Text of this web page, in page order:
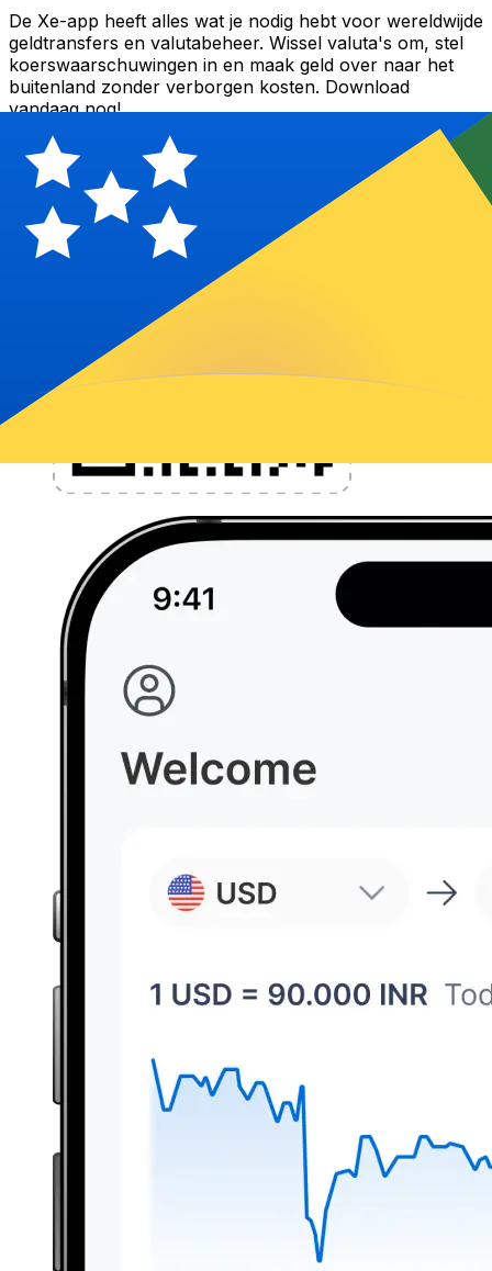
De Xe-app heeft alles wat je nodig hebt voor wereldwijde
geldtransfers en valutabeheer. Wissel valuta's om, stel
koerswaarschuwingen in en maak geld over naar het
buitenland zonder verborgen kosten. Download
vandaag nog!